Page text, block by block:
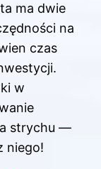
ma dwie
na
czas
w
strychu —
niego!